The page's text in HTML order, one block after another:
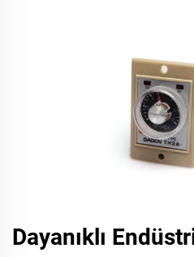
Dayanıklı